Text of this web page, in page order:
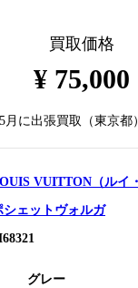
買取価格
¥ 75,000
月 に出張買取 （東京都
VUITTON （ルイ
シェットヴォルガ
グレー